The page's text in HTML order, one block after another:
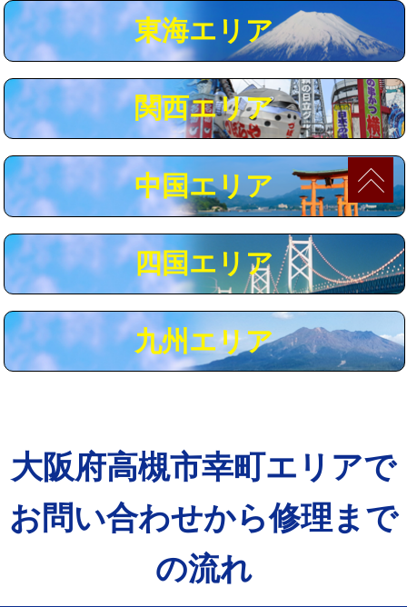
マス交換（深さ50㎝未満） 55,000円
マス交換（深さ50㎝以上） 66,000円
コンクリート斫り（厚さ10㎝まで） 27,500円
コンクリート斫り（厚さ10㎝超え） 38,500円
モルタル補修（厚さ10㎝まで）
モルタル補修（厚さ10㎝超え） 38,500円
追加人工 16,500円
廃棄・処分 現場見積
※給水管工事は20mmまでの価格です。
東海エリア
関西エリア
中国エリア
四国エリア
九州エリア
大阪府高槻市幸町エリアで
お問い合わせから修理まで
の流れ